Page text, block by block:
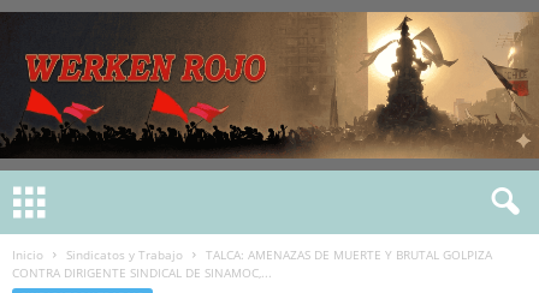
Inicio Sindicatos y Trabajo
TALCA: AMENAZAS DE MUERTE Y BRUTAL GOLPIZA
CONTRA DIRIGENTE SINDICAL DE SINAMOC,...